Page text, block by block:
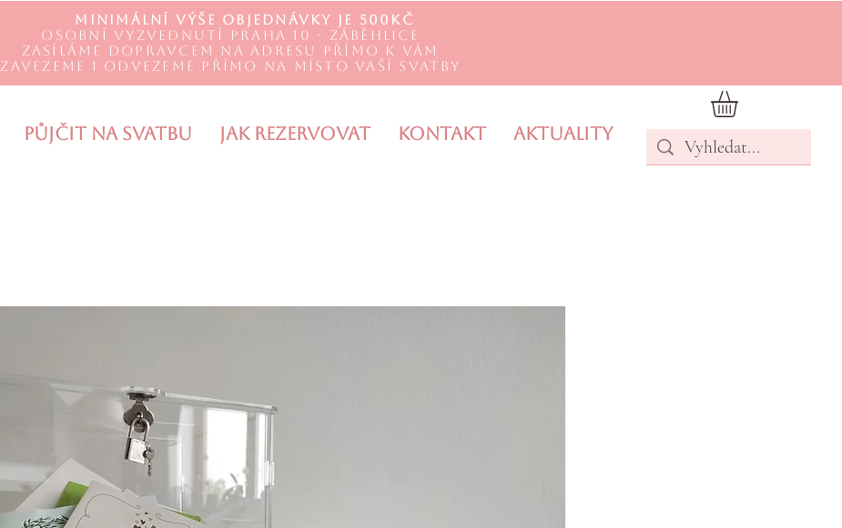
Minimální výše objednávky je 500Kč
Osobní vyzvednutí Praha 10 - Záběhlice
Zasíláme DOPRAVCEM na adresu přímo k Vám
Zavezeme i odvezeme přímo na místo Vaší svatby
Půjčit na svatbu Jak rezervovat Kontakt Aktuality